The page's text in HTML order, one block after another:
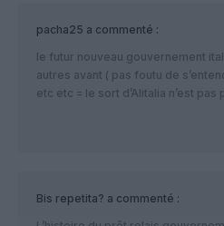
pacha25 a commenté :
le futur nouveau gouvernement
autres avant ( pas foutu de
etc etc = le sort d’Alitalia n’est pas
Bis repetita? a commenté :